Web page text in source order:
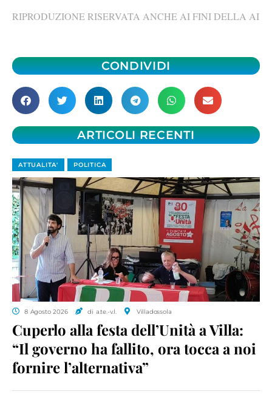
RIPRODUZIONE RISERVATA ANCHE AI FINI DELLA AI
CONDIVIDI
ARTICOLI RECENTI
ATTUALITA' POLITICA
8 Agosto 2026 di a.te.-v.l. Villadossola
Cuperlo alla festa dell’Unità a Villa:
“Il governo ha fallito, ora tocca a noi
fornire l’alternativa”